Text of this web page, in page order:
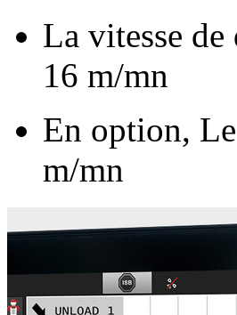
La vitesse de
16 m/mn
En option,
m/mn